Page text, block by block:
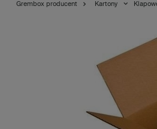
Grembox producent Kartony